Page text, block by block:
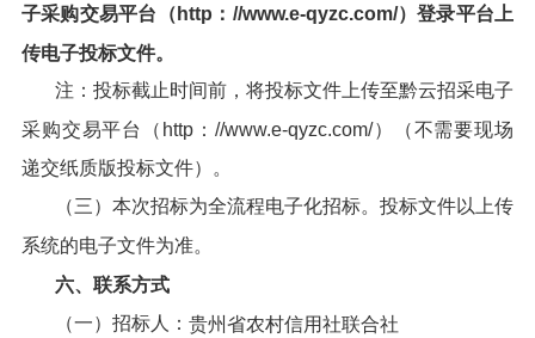
子采购交易平台
（http：//www.e-qyzc.com/）登录平台上
传电子投标文件。
注：投标截止时间前，将投标文件上传至黔云招采电子
采购交易平台（http：//www.e-qyzc.com/）（不需要现场
递交纸质版投标文件）。
（三）本次招标为全流程电子化招标。投标文件以上传
系统的电子文件为准。
六、 联系方式
（一）招标人： 贵州省农村信用社联合社